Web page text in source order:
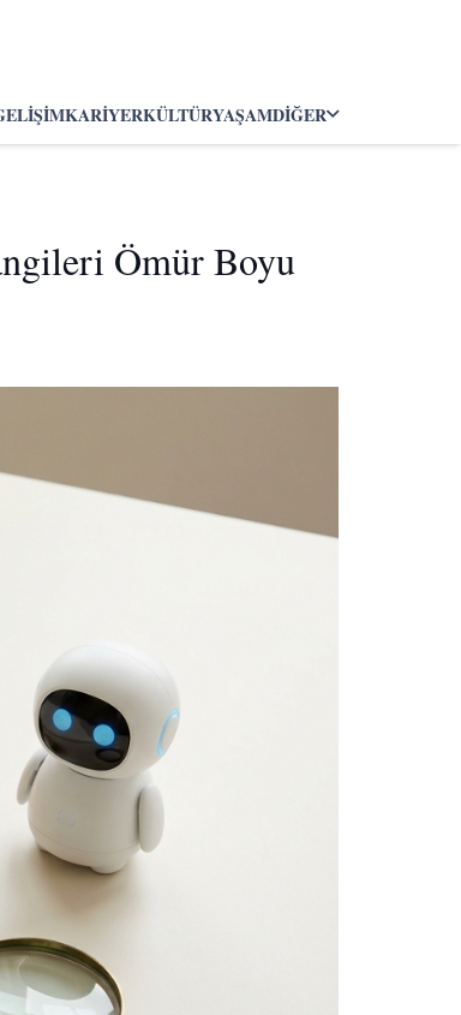
KARIYERKÜLTÜRYAŞAMDIĞER
Ömür Boyu